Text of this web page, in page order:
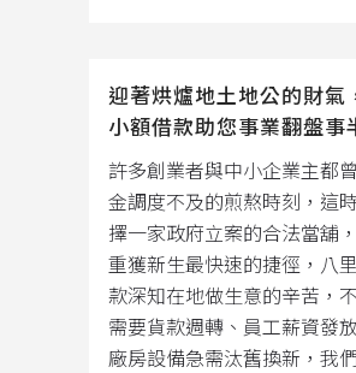
迎著烘爐地土地公的財氣
小額借款助您事業翻盤事
許多創業者與中小企業主都
金調度不及的煎熬時刻，這
擇一家政府立案的合法當舖
重獲新生最快速的捷徑，八
款深知在地做生意的辛苦，
需要貨款週轉、員工薪資發
廠房設備急需汰舊換新，我